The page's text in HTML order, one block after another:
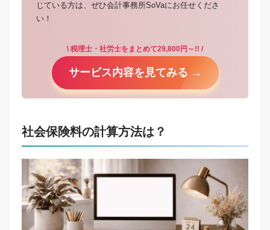
じている方は、ぜひ会計事務所SoVaにお任せくださ
い！
\ 税理士・社労士をまとめて29,800円～!! /
サービス内容を見てみる →
社会保険料の計算方法は？